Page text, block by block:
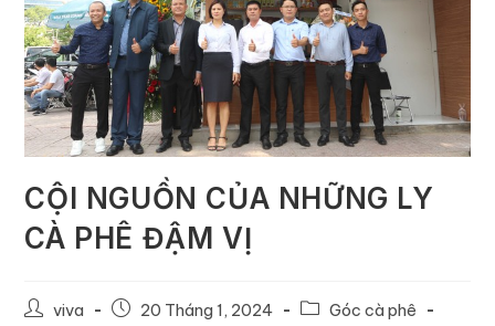
CỘI NGUỒN CỦA NHỮNG LY
CÀ PHÊ ĐẬM VỊ
viva 20 Tháng 1, 2024
Góc cà phê